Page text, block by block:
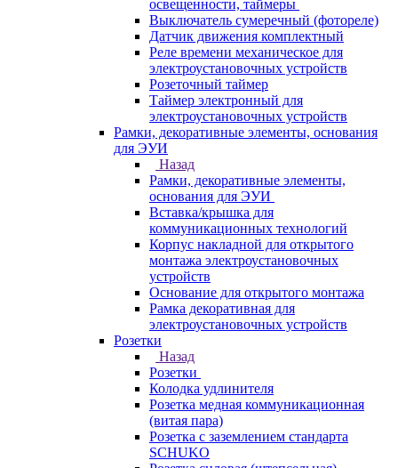
освещенности, таймеры
Выключатель сумеречный (фотореле)
Датчик движения комплектный
Реле времени механическое для
электроустановочных устройств
Розеточный таймер
Таймер электронный для
электроустановочных устройств
Рамки, декоративные элементы, основания
для ЭУИ
Назад
Рамки, декоративные элементы,
основания для ЭУИ
Вставка/крышка для
коммуникационных технологий
Корпус накладной для открытого
монтажа электроустановочных
устройств
Основание для открытого монтажа
Рамка декоративная для
электроустановочных устройств
Розетки
Назад
Розетки
Колодка удлинителя
Розетка медная коммуникационная
(витая пара)
Розетка с заземлением стандарта
SCHUKO